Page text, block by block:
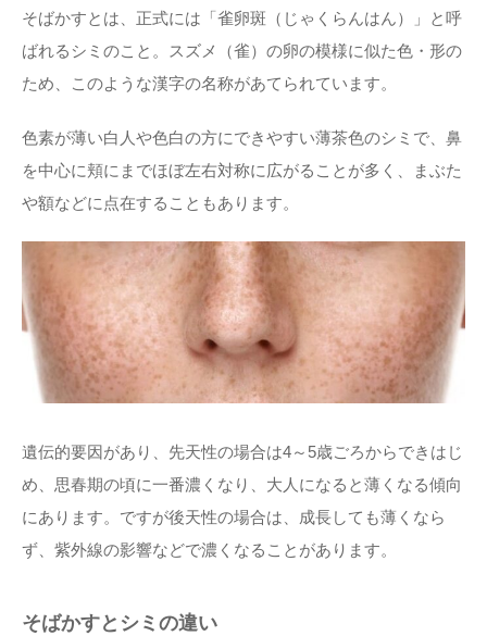
そばかすとは、正式には「雀卵斑（じゃくらんはん）」と呼
ばれるシミのこと。スズメ（雀）の卵の模様に似た色・形の
ため、このような漢字の名称があてられています。
色素が薄い白人や色白の方にできやすい薄茶色のシミで、鼻
を中心に頬にまでほぼ左右対称に広がることが多く、まぶた
や額などに点在することもあります。
遺伝的要因があり、先天性の場合は4～5歳ごろからできはじ
め、思春期の頃に一番濃くなり、大人になると薄くなる傾向
にあります。ですが後天性の場合は、成長しても薄くなら
ず、紫外線の影響などで濃くなることがあります。
そばかすとシミの違い